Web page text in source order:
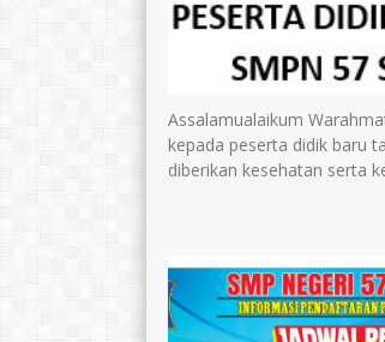
Assalamualaikum
kepada peserta didik baru
diberikan kesehatan serta